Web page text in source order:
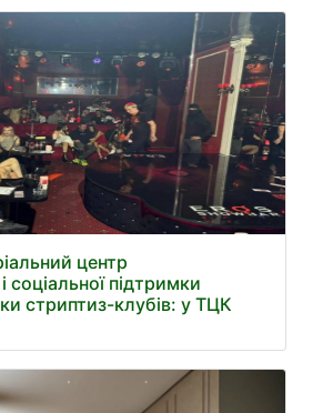
центр
соціальної підтримки
стриптиз-клубів: у ТЦК